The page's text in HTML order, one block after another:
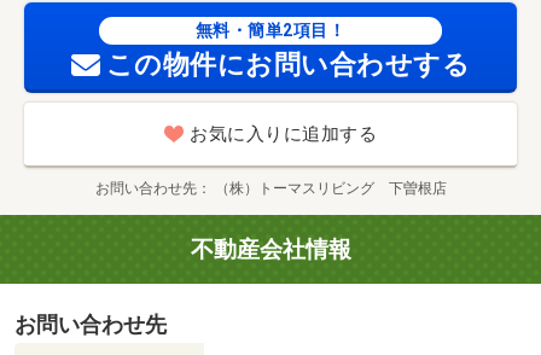
無料・簡単2項目！
この物件にお問い合わせする
お気に入りに追加する
お問い合わせ先 （株）トーマスリビング 下曽根店
不動産会社情報
お問い合わせ先